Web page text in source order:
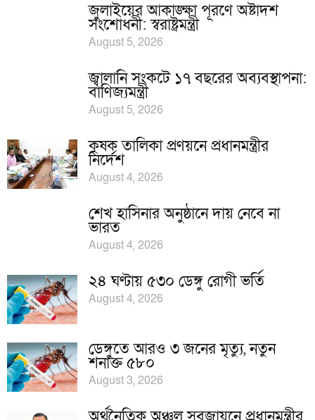
জুলাইয়ের আকাঙ্ক্ষা পূরণে অষ্টাদশ
সংশোধনী: স্বরাষ্ট্রমন্ত্রী
August 5, 2026
জ্বালানি সংকটে ১৭ বছরের অব্যবস্থাপনা:
বাণিজ্যমন্ত্রী
August 5, 2026
কৃষক তালিকা প্রণয়নে প্রধানমন্ত্রীর
নির্দেশ
August 4, 2026
শেখ হাসিনার অনুষ্ঠানে দায় নেবে না
ভারত
August 4, 2026
২৪ ঘণ্টায় ৫৩০ ডেঙ্গু রোগী ভর্তি
August 4, 2026
ডেঙ্গুতে আরও ৩ জনের মৃত্যু, নতুন
শনাক্ত ৫৮০
August 3, 2026